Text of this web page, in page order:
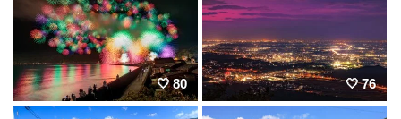
80 76